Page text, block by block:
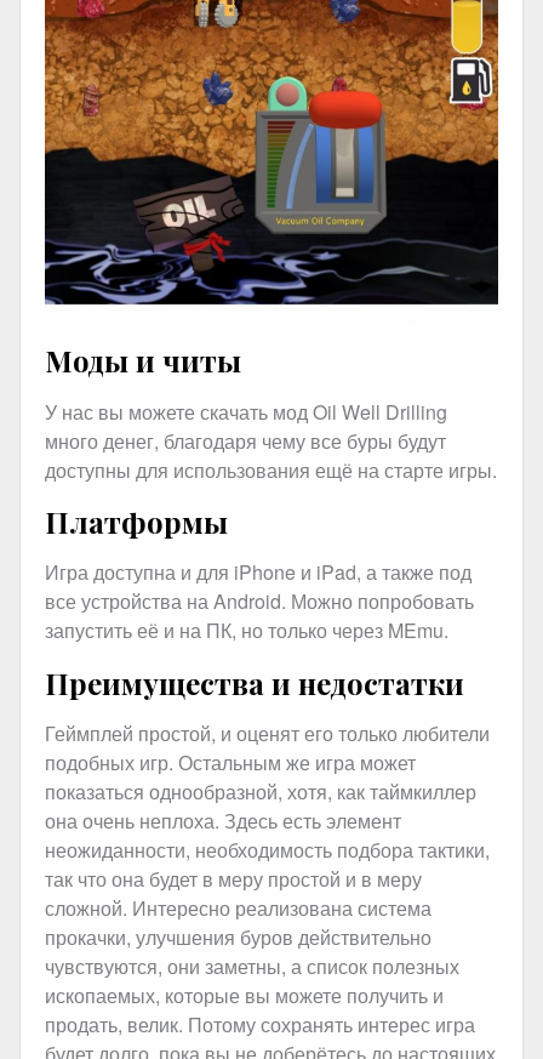
Моды и читы
У нас вы можете скачать мод Oil Well Drilling
много денег, благодаря чему все буры будут
доступны для использования ещё на старте игры.
Платформы
Игра доступна и для iPhone и iPad, а также под
все устройства на Android. Можно попробовать
запустить её и на ПК, но только через MEmu.
Преимущества и недостатки
Геймплей простой, и оценят его только любители
подобных игр. Остальным же игра может
показаться однообразной, хотя, как таймкиллер
она очень неплоха. Здесь есть элемент
неожиданности, необходимость подбора тактики,
так что она будет в меру простой и в меру
сложной. Интересно реализована система
прокачки, улучшения буров действительно
чувствуются, они заметны, а список полезных
ископаемых, которые вы можете получить и
продать, велик. Потому сохранять интерес игра